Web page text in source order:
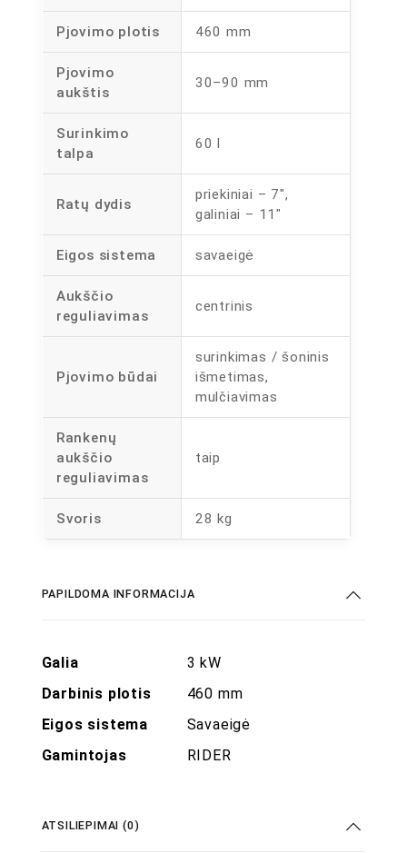
Pjovimo plotis 460 mm
Pjovimo
aukštis
30–90 mm
Surinkimo
talpa
60 l
Ratų dydis
priekiniai – 7″,
galiniai – 11″
Eigos sistema savaeigė
Aukščio
reguliavimas
centrinis
Pjovimo būdai
surinkimas / šoninis
išmetimas,
mulčiavimas
Rankenų
aukščio
reguliavimas
taip
Svoris 28 kg
PAPILDOMA INFORMACIJA
Galia
3 kW
Darbinis plotis
460 mm
Eigos sistema
Savaeigė
Gamintojas
RIDER
ATSILIEPIMAI (0)